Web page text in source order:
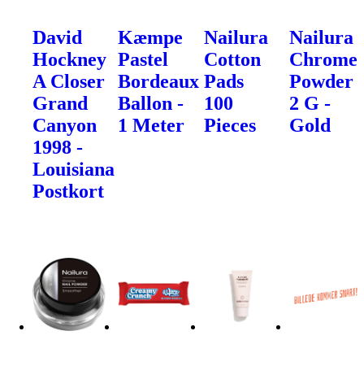
David
Hockney
A Closer
Grand
Canyon
1998 -
Louisiana
Postkort
Kæmpe
Pastel
Bordeaux
Ballon -
1 Meter
Nailura
Cotton
Pads
100
Pieces
Nailura
Chrome
Powder
2 G -
Gold